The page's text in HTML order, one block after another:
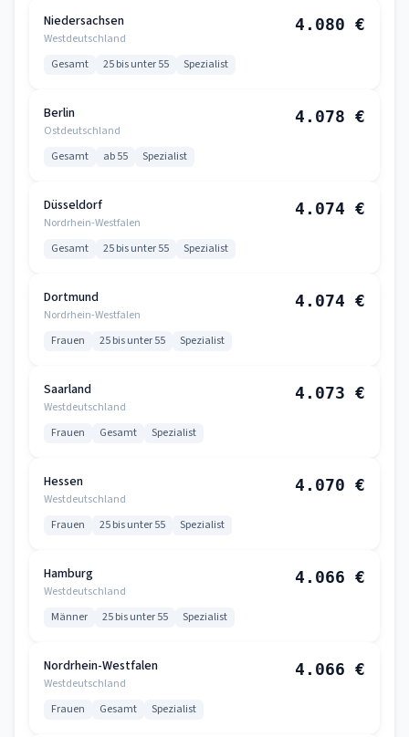
Niedersachsen
Westdeutschland
4.080 €
Gesamt 25 bis unter 55 Spezialist
Berlin
Ostdeutschland
4.078 €
Gesamt ab 55 Spezialist
Düsseldorf
Nordrhein-Westfalen
4.074 €
Gesamt 25 bis unter 55 Spezialist
Dortmund
Nordrhein-Westfalen
4.074 €
Frauen 25 bis unter 55 Spezialist
Saarland
Westdeutschland
4.073 €
Frauen Gesamt Spezialist
Hessen
Westdeutschland
4.070 €
Frauen 25 bis unter 55 Spezialist
Hamburg
Westdeutschland
4.066 €
Männer 25 bis unter 55 Spezialist
Nordrhein-Westfalen
Westdeutschland
4.066 €
Frauen Gesamt Spezialist